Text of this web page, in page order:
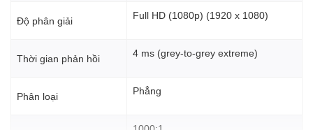
Độ phân giải Full HD (1080p) (1920 x 1080)
Thời gian phản hồi 4 ms (grey-to-grey extreme)
Phân loại Phẳng